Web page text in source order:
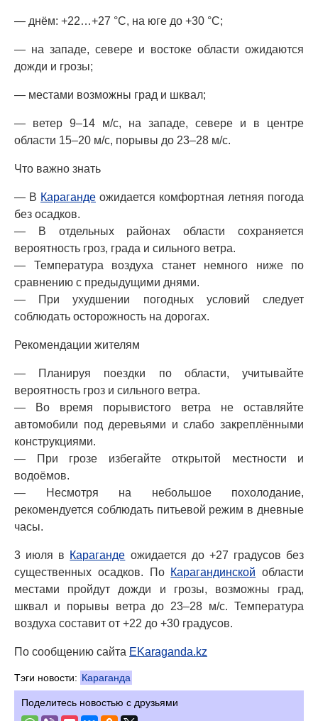
— днём: +22…+27 °C, на юге до +30 °C;
— на западе, севере и востоке области ожидаются
дожди и грозы;
— местами возможны град и шквал;
— ветер 9–14 м/с, на западе, севере и в центре
области 15–20 м/с, порывы до 23–28 м/с.
Что важно знать
— В Караганде ожидается комфортная летняя погода
без осадков.
— В отдельных районах области сохраняется
вероятность гроз, града и сильного ветра.
— Температура воздуха станет немного ниже по
сравнению с предыдущими днями.
— При ухудшении погодных условий следует
соблюдать осторожность на дорогах.
Рекомендации жителям
— Планируя поездки по области, учитывайте
вероятность гроз и сильного ветра.
— Во время порывистого ветра не оставляйте
автомобили под деревьями и слабо закреплёнными
конструкциями.
— При грозе избегайте открытой местности и
водоёмов.
— Несмотря на небольшое похолодание,
рекомендуется соблюдать питьевой режим в дневные
часы.
3 июля в Караганде ожидается до +27 градусов без
существенных осадков. По Карагандинской области
местами пройдут дожди и грозы, возможны град,
шквал и порывы ветра до 23–28 м/с. Температура
воздуха составит от +22 до +30 градусов.
По сообщению сайта EKaraganda.kz
Тэги новости: Караганда
Поделитесь новостью с друзьями